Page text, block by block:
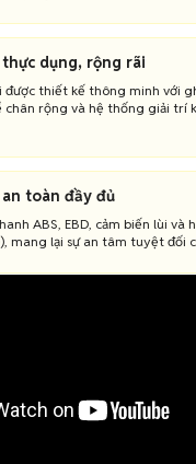
dụng, rộng rãi
được thiết kế thông minh với
chân rộng và hệ thống giải trí
toàn đầy đủ
ABS, EBD, cảm biến lùi và
mang lại sự an tâm tuyệt đối